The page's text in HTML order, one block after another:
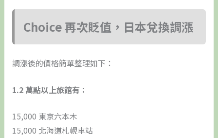
Choice 再次貶值，日本兌換調漲
調漲後的價格簡單整理如下：
1.2 萬點以上旅館有：
15,000 東京六本木
15,000 北海道札幌車站